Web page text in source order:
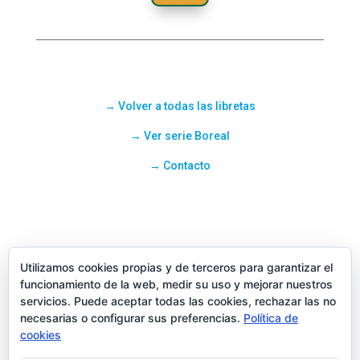
→ Volver a todas las libretas
→ Ver serie Boreal
→ Contacto
Utilizamos cookies propias y de terceros para garantizar el
funcionamiento de la web, medir su uso y mejorar nuestros
servicios. Puede aceptar todas las cookies, rechazar las no
necesarias o configurar sus preferencias. Política de
cookies